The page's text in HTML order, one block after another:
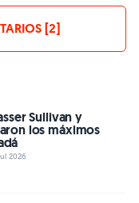
[2]
Sullivan y
los máximos
2026